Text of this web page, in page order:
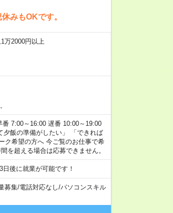
みもOKです。
2000円以上
7:00～16:00 遅番 10:00～19:00
飯の準備がしたい」 「できれば
ク希望の方へ 今ご覧のお仕事で希
を超える場合は応募できません。
後に就業が可能です！
募集/電話対応なし/パソコンスキル